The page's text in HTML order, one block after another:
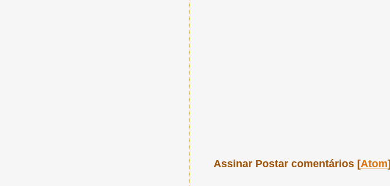
Assinar Postar comentários [Atom]